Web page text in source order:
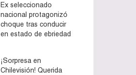
Ex seleccionado
nacional protagonizó
choque tras conducir
en estado de ebriedad
¡Sorpresa en
Chilevisión! Querida